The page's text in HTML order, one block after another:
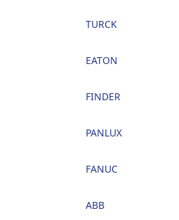
TURCK
EATON
FINDER
PANLUX
FANUC
ABB